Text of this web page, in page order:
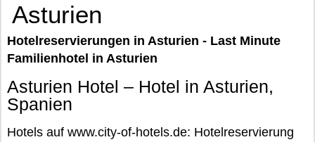
Asturien
Hotelreservierungen in Asturien - Last Minute
Familienhotel in Asturien
Asturien Hotel – Hotel in Asturien,
Spanien
Hotels auf www.city-of-hotels.de: Hotelreservierung